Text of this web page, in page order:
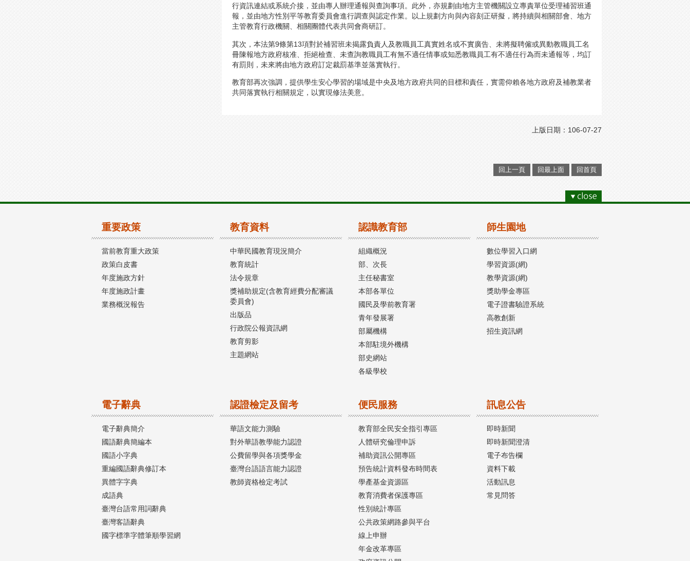
行資訊連結或系統介接，並由專人辦理通報與查詢事項。此外，亦規劃由地方主管機關設立專責單位受理補習班通
報，並由地方性別平等教育委員會進行調查與認定作業。以上規劃方向與內容刻正研擬，將持續與相關部會、地方
主管教育行政機關、相關團體代表共同會商研訂。
其次，本法第9條第13項對於補習班未揭露負責人及教職員工真實姓名或不實廣告、未將擬聘僱或異動教職員工名
冊陳報地方政府核准、拒絕檢查、未查詢教職員工有無不適任情事或知悉教職員工有不適任行為而未通報等，均訂
有罰則，未來將由地方政府訂定裁罰基準並落實執行。
教育部再次強調，提供學生安心學習的場域是中央及地方政府共同的目標和責任，實需仰賴各地方政府及補教業者
共同落實執行相關規定，以實現修法美意。
上版日期：106-07-27
回上一頁 回最上面 回首頁
重要政策
當前教育重大政策
政策白皮書
年度施政方針
年度施政計畫
業務概況報告
教育資料
中華民國教育現況簡介
教育統計
法令規章
獎補助規定(含教育經費分配審議
委員會)
出版品
行政院公報資訊網
教育剪影
主題網站
認識教育部
組織概況
部、次長
主任秘書室
本部各單位
國民及學前教育署
青年發展署
部屬機構
本部駐境外機構
部史網站
各級學校
師生園地
數位學習入口網
學習資源(網)
教學資源(網)
獎助學金專區
電子證書驗證系統
高教創新
招生資訊網
電子辭典
電子辭典簡介
國語辭典簡編本
國語小字典
重編國語辭典修訂本
異體字字典
成語典
臺灣台語常用詞辭典
臺灣客語辭典
國字標準字體筆順學習網
認證檢定及留考
華語文能力測驗
對外華語教學能力認證
公費留學與各項獎學金
臺灣台語語言能力認證
教師資格檢定考試
便民服務
教育部全民安全指引專區
人體研究倫理申訴
補助資訊公開專區
預告統計資料發布時間表
學產基金資源區
教育消費者保護專區
性別統計專區
公共政策網路參與平台
線上申辦
年金改革專區
訊息公告
即時新聞
即時新聞澄清
電子布告欄
資料下載
活動訊息
常見問答